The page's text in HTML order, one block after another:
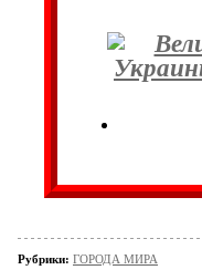
Рубрики: ГОРОДА МИРА